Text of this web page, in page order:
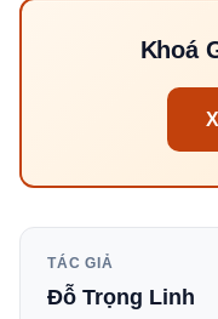
Khoá
TÁC GIẢ
Đỗ Trọng Linh